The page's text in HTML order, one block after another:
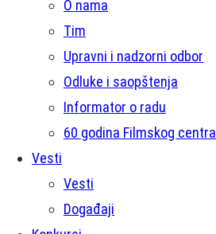
O nama
Tim
Upravni i nadzorni odbor
Odluke i saopštenja
Informator o radu
60 godina Filmskog centra
Vesti
Vesti
Događaji